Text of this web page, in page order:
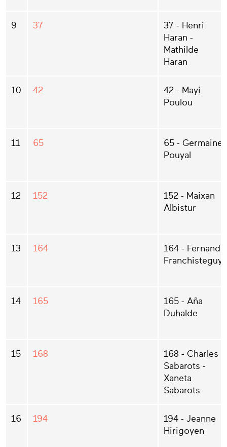
9 37
37 - Henri
Haran -
Mathilde
Haran
10 42
42 - Mayi
Poulou
11 65
65 - Germaine
Pouyal
12 152
152 - Maixan
Albistur
13 164
164 - Fernand
Franchisteguy
14 165
165 - Aña
Duhalde
15 168
168 - Charles
Sabarots -
Xaneta
Sabarots
16 194
194 - Jeanne
Hirigoyen